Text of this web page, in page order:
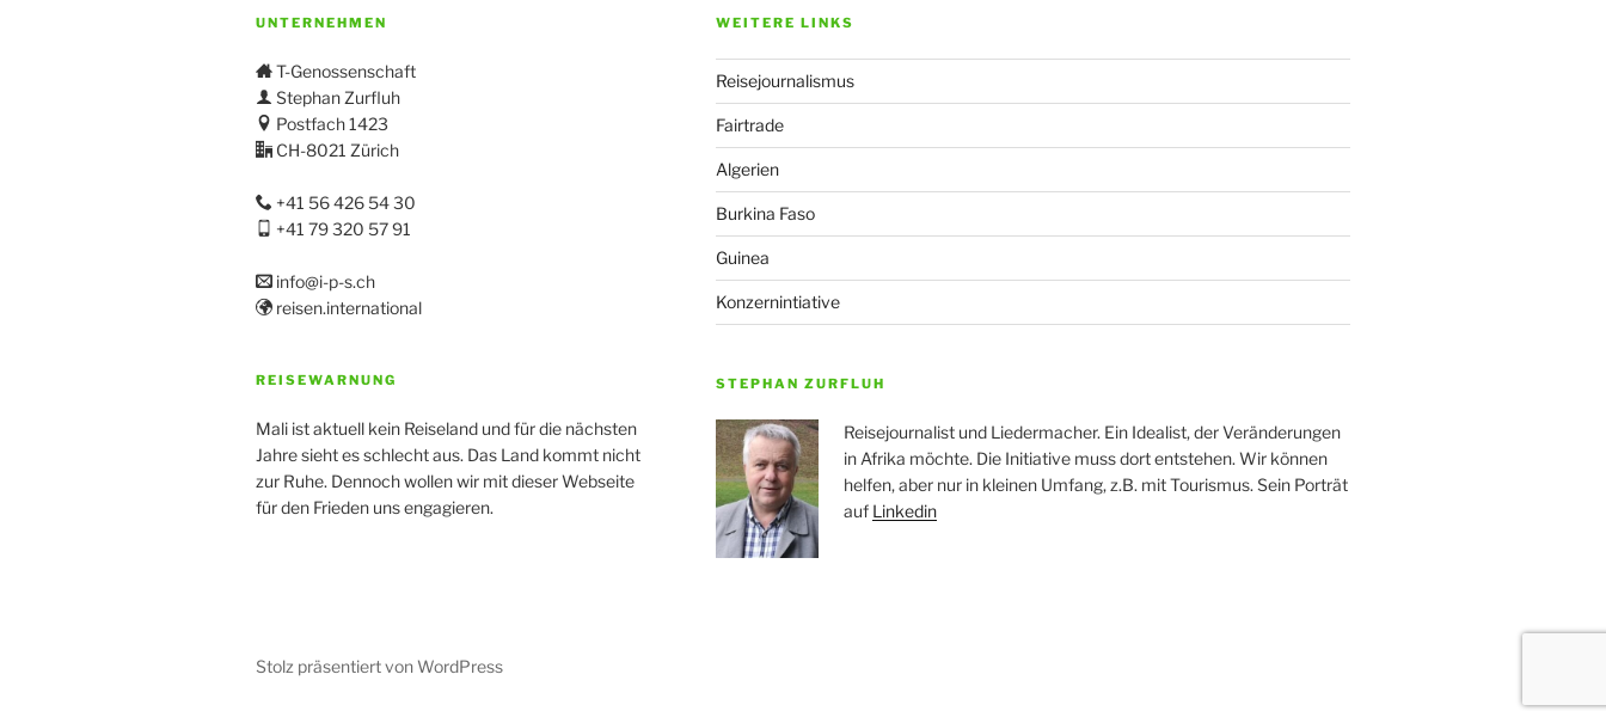
UNTERNEHMEN
T-Genossenschaft
Stephan Zurfluh
Postfach 1423
CH-8021 Zürich
+41 56 426 54 30
+41 79 320 57 91
info@i-p-s.ch
reisen.international
REISEWARNUNG
Mali ist aktuell kein Reiseland und für die nächsten
Jahre sieht es schlecht aus. Das Land kommt nicht
zur Ruhe. Dennoch wollen wir mit dieser Webseite
für den Frieden uns engagieren.
WEITERE LINKS
Reisejournalismus
Fairtrade
Algerien
Burkina Faso
Guinea
Konzernintiative
STEPHAN ZURFLUH
Reisejournalist und Liedermacher. Ein Idealist, der Veränderungen
in Afrika möchte. Die Initiative muss dort entstehen. Wir können
helfen, aber nur in kleinen Umfang, z.B. mit Tourismus. Sein Porträt
auf Linkedin
Stolz präsentiert von WordPress